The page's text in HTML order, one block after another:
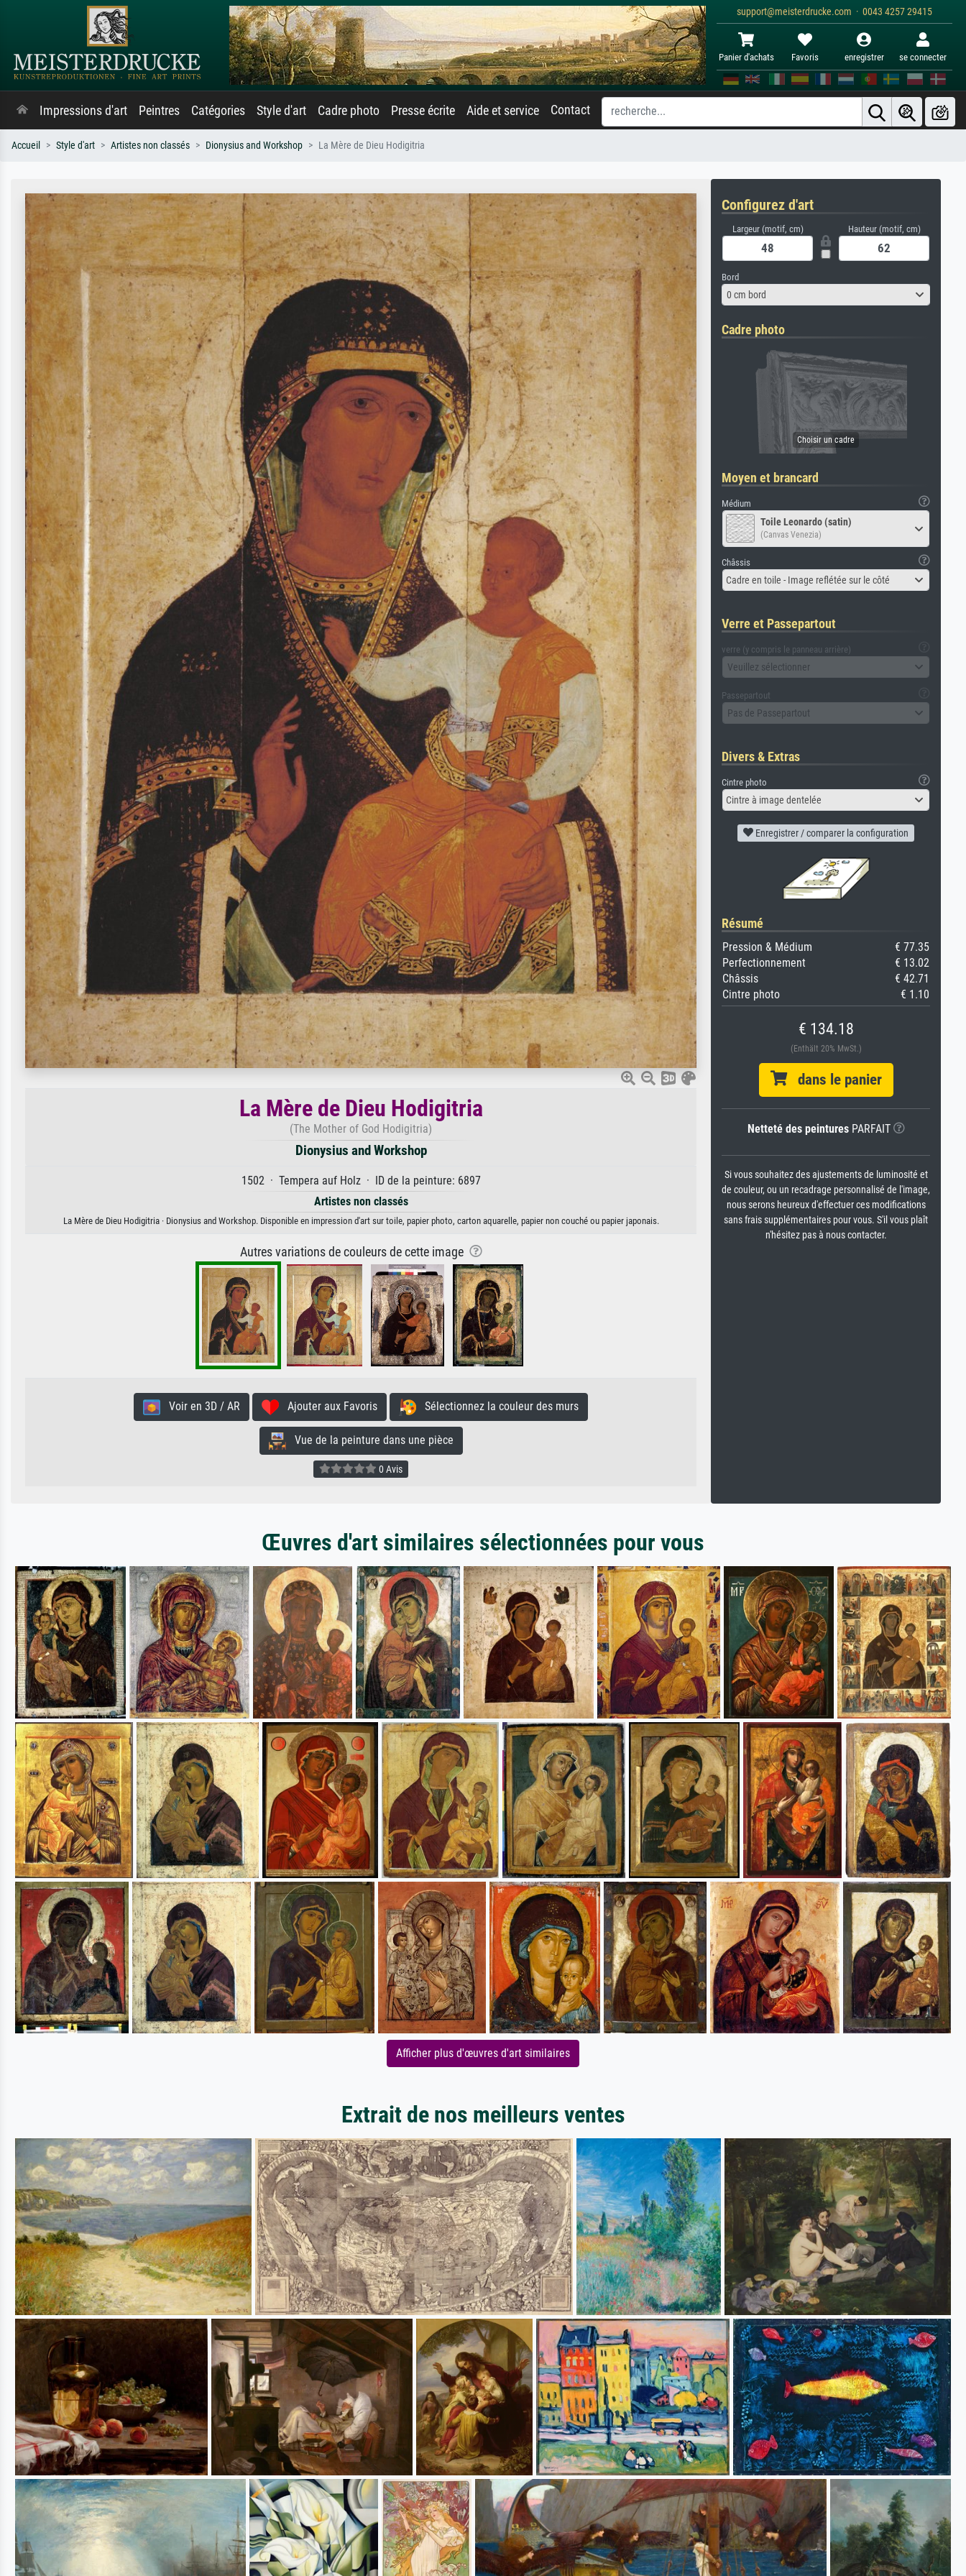
support@meisterdrucke.com · 0043 4257 29415
Panier d'achats Favoris enregistrer se connecter
Impressions d'art Peintres Catégories Style d'art Cadre photo Presse écrite Aide et service Contact
Accueil Style d'art Artistes non classés Dionysius and Workshop La Mère de Dieu Hodigitria
La Mère de Dieu Hodigitria
(The Mother of God Hodigitria)
Dionysius and Workshop
1502 · Tempera auf Holz · ID de la peinture: 6897
Artistes non classés
La Mère de Dieu Hodigitria · Dionysius and Workshop. Disponible en impression d'art sur toile, papier photo, carton aquarelle, papier non couché ou papier japonais.
Autres variations de couleurs de cette image
Voir en 3D / AR Ajouter aux Favoris Sélectionnez la couleur des murs
Vue de la peinture dans une pièce
0 Avis
Configurez d'art
Largeur (motif, cm) Hauteur (motif, cm)
Bord
0 cm bord
Cadre photo
Moyen et brancard
Médium
Toile Leonardo (satin)
(Canvas Venezia)
Châssis
Cadre en toile - Image reflétée sur le côté
Verre et Passepartout
verre (y compris le panneau arrière)
Veuillez sélectionner
Passepartout
Pas de Passepartout
Divers & Extras
Cintre photo
Cintre à image dentelée
Enregistrer / comparer la configuration
Résumé
Pression & Médium
€ 77.35
Perfectionnement
€ 13.02
Châssis
€ 42.71
Cintre photo
€ 1.10
€ 134.18
(Enthält 20% MwSt.)
dans le panier
Netteté des peinturesPARFAIT
Si vous souhaitez des ajustements de luminosité et
de couleur, ou un recadrage personnalisé de l'image,
nous serons heureux d'effectuer ces modifications
sans frais supplémentaires pour vous. S'il vous plaît
n'hésitez pas à nous contacter.
Œuvres d'art similaires sélectionnées pour vous
Afficher plus d'œuvres d'art similaires
Extrait de nos meilleurs ventes